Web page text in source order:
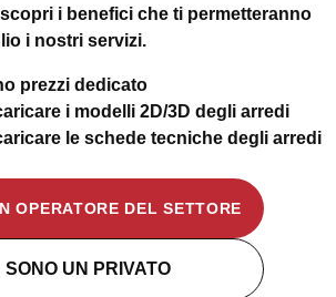
i benefici che ti permetteranno
i nostri servizi.
prezzi dedicato
i modelli 2D/3D degli arredi
le schede tecniche degli arredi
OPERATORE DEL SETTORE
SONO UN PRIVATO